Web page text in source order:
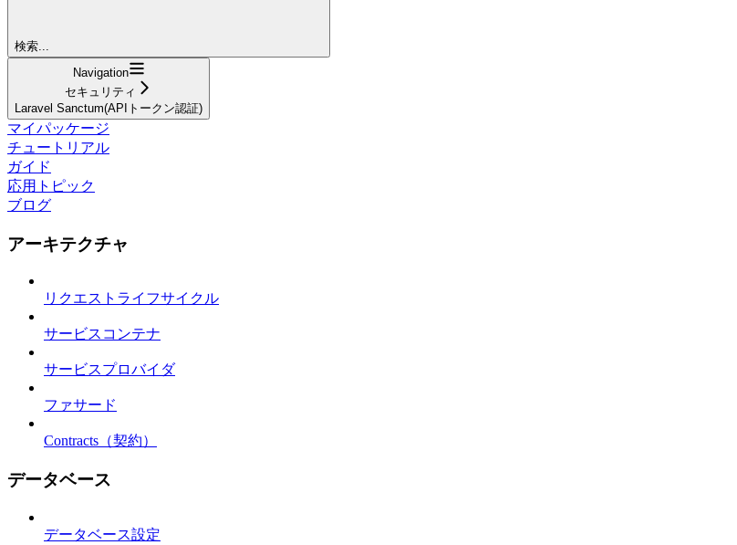
検索...
Navigation
セキュリティ
Laravel Sanctum(APIトークン認証)
マイパッケージ
チュートリアル
ガイド
応用トピック
ブログ
アーキテクチャ
リクエストライフサイクル
サービスコンテナ
サービスプロバイダ
ファサード
Contracts（契約）
データベース
データベース設定